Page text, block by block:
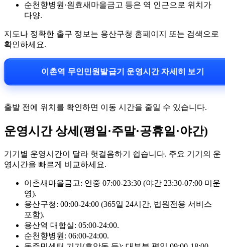
순천향병원·원효새마을금고 등은 역 인근으로 위치가
다양.
지도나 정확한 출구 정보는 용산구청 홈페이지 또는 검색으로
확인하세요.
이촌역 무인민원발급기 운영시간 자세히 보기
출발 전에 위치를 확인하면 이동 시간을 줄일 수 있습니다.
운영시간 상세(평일·주말·공휴일·야간)
기기별 운영시간이 달라 헛걸음하기 쉽습니다. 주요 기기의 운
영시간을 빠르게 비교하세요.
이촌새마을금고: 연중 07:00-23:30 (야간 23:30-07:00 미운
영).
용산구청: 00:00-24:00 (365일 24시간, 법원전용 서비스
포함).
용산역 대합실: 05:00-24:00.
순천향병원: 06:00-24:00.